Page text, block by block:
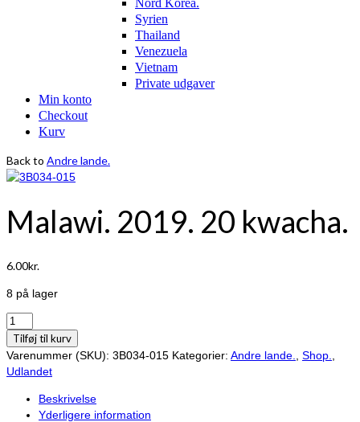
Nord Korea.
Syrien
Thailand
Venezuela
Vietnam
Private udgaver
Min konto
Checkout
Kurv
Back to Andre lande.
Malawi. 2019. 20 kwacha.
6.00kr.
8 på lager
Malawi.
2019.
20
kwacha.
Tilføj til kurv
Varenummer (SKU): 3B034-015 Kategorier: Andre lande. Shop.
Udlandet
Beskrivelse
Yderligere information